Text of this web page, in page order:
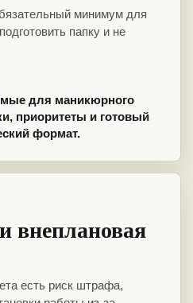
минимум для
папку и не
для маникюрного
приоритеты и готовый
формат.
внеплановая
есть риск штрафа,